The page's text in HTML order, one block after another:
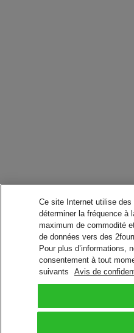
Ce site Internet utilise
déterminer la fréquence à
maximum de commodité
de données vers des
Pour plus d’informations,
consentement à tout
suivants
Avis de